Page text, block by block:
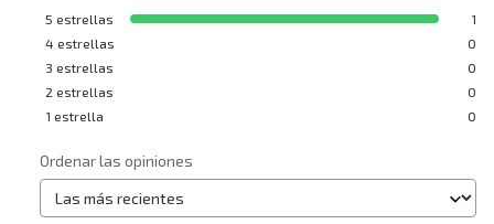
5 estrellas
1
4 estrellas
0
3 estrellas
0
2 estrellas
0
1 estrella 0
Ordenar las opiniones